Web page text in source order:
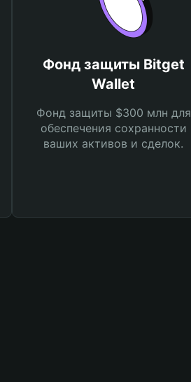
Фонд защиты Bitget
Wallet
Фонд защиты $300 млн для
обеспечения сохранности
ваших активов и сделок.